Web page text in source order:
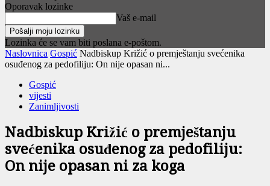
Oporavak lozinke
Vaš e-mail
Lozinka će se vam biti poslana e-poštom.
Naslovnica Gospić Nadbiskup Križić o premještanju svećenika
osuđenog za pedofiliju: On nije opasan ni...
Gospić
vijesti
Zanimljivosti
Nadbiskup Križić o premještanju
svećenika osuđenog za pedofiliju:
On nije opasan ni za koga